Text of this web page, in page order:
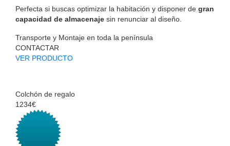
Perfecta si buscas optimizar la habitación y disponer de gran
capacidad de almacenaje sin renunciar al diseño.
Transporte y Montaje en toda la península
CONTACTAR
VER PRODUCTO
Colchón de regalo
1234€